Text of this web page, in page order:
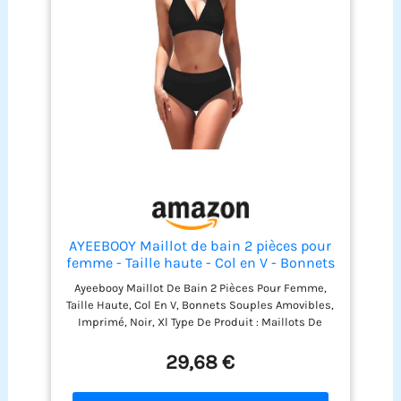
vous permettent de
personnaliser
l'ajustement à votre
forme unique. Un
drapé doux
dissimule sans effort
les kilos en trop dans
votre abdomen. Taille
pour un ajustement
plus confortable et
amincissant. Une
taille au-dessus est
suggérée en fonction
de vos préférences
d'ajustement ou si
ajustement moins
AYEEBOOY Maillot de bain 2 pièces pour
femme - Taille haute - Col en V - Bonnets
souples amovibles - Imprimé, Noir , XL
Ayeebooy Maillot De Bain 2 Pièces Pour Femme,
Taille Haute, Col En V, Bonnets Souples Amovibles,
Imprimé, Noir, Xl Type De Produit : Maillots De
29,68 €